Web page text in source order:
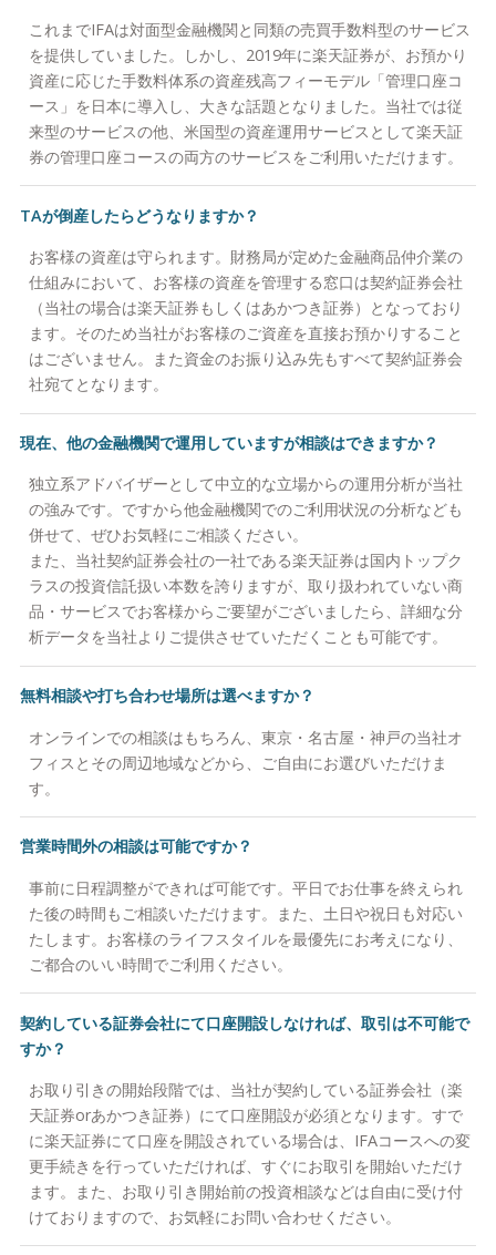
これまでIFAは対面型金融機関と同類の売買手数料型のサービス
を提供していました。しかし、2019年に楽天証券が、お預かり
資産に応じた手数料体系の資産残高フィーモデル「管理口座コ
ース」を日本に導入し、大きな話題となりました。当社では従
来型のサービスの他、米国型の資産運用サービスとして楽天証
券の管理口座コースの両方のサービスをご利用いただけます。
TAが倒産したらどうなりますか？
お客様の資産は守られます。財務局が定めた金融商品仲介業の
仕組みにおいて、お客様の資産を管理する窓口は契約証券会社
（当社の場合は楽天証券もしくはあかつき証券）となっており
ます。そのため当社がお客様のご資産を直接お預かりすること
はございません。また資金のお振り込み先もすべて契約証券会
社宛てとなります。
現在、他の金融機関で運用していますが相談はできますか？
独立系アドバイザーとして中立的な立場からの運用分析が当社
の強みです。ですから他金融機関でのご利用状況の分析なども
併せて、ぜひお気軽にご相談ください。
また、当社契約証券会社の一社である楽天証券は国内トップク
ラスの投資信託扱い本数を誇りますが、取り扱われていない商
品・サービスでお客様からご要望がございましたら、詳細な分
析データを当社よりご提供させていただくことも可能です。
無料相談や打ち合わせ場所は選べますか？
オンラインでの相談はもちろん、東京・名古屋・神戸の当社オ
フィスとその周辺地域などから、ご自由にお選びいただけま
す。
営業時間外の相談は可能ですか？
事前に日程調整ができれば可能です。平日でお仕事を終えられ
た後の時間もご相談いただけます。また、土日や祝日も対応い
たします。お客様のライフスタイルを最優先にお考えになり、
ご都合のいい時間でご利用ください。
契約している証券会社にて口座開設しなければ、取引は不可能で
すか？
お取り引きの開始段階では、当社が契約している証券会社（楽
天証券orあかつき証券）にて口座開設が必須となります。すで
に楽天証券にて口座を開設されている場合は、IFAコースへの変
更手続きを行っていただければ、すぐにお取引を開始いただけ
ます。また、お取り引き開始前の投資相談などは自由に受け付
けておりますので、お気軽にお問い合わせください。